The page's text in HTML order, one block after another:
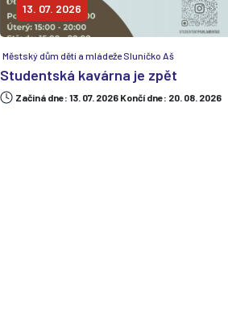
13. 07. 2026
Městský dům dětí a mládeže Sluníčko Aš
Studentská kavárna je zpět
Začiná dne: 13. 07. 2026 Končí dne: 20. 08. 2026